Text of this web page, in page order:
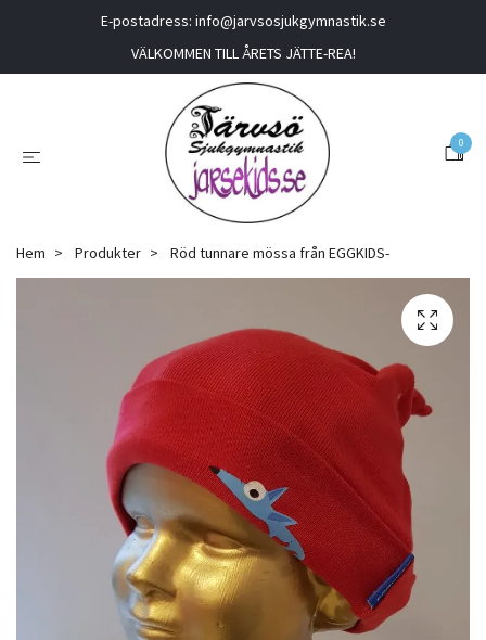
E-postadress: info@jarvsosjukgymnastik.se
VÄLKOMMEN TILL ÅRETS JÄTTE-REA!
0
Hem Produkter Röd tunnare mössa från EGGKIDS-